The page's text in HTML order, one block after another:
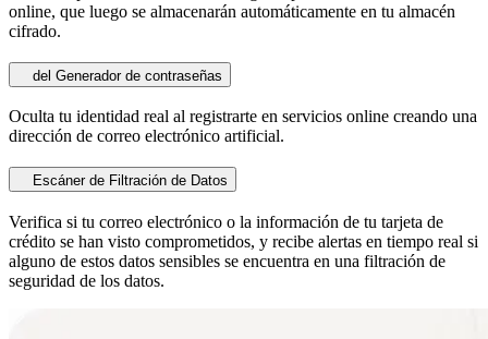
online, que luego se almacenarán automáticamente en tu almacén
cifrado.
del Generador de contraseñas
Oculta tu identidad real al registrarte en servicios online creando una
dirección de correo electrónico artificial.
Escáner de Filtración de Datos
Verifica si tu correo electrónico o la información de tu tarjeta de
crédito se han visto comprometidos, y recibe alertas en tiempo real si
alguno de estos datos sensibles se encuentra en una filtración de
seguridad de los datos.